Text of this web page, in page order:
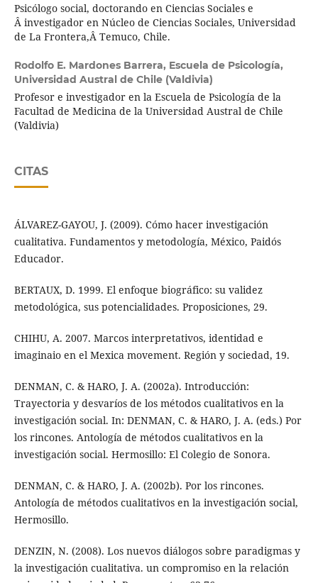
Psicólogo social, doctorando en Ciencias Sociales e
Â investigador en Núcleo de Ciencias Sociales, Universidad
de La Frontera,Â Temuco, Chile.
Rodolfo E. Mardones Barrera, Escuela de Psicología,
Universidad Austral de Chile (Valdivia)
Profesor e investigador en la Escuela de Psicología de la
Facultad de Medicina de la Universidad Austral de Chile
(Valdivia)
CITAS
ÁLVAREZ-GAYOU, J. (2009). Cómo hacer investigación
cualitativa. Fundamentos y metodología, México, Paidós
Educador.
BERTAUX, D. 1999. El enfoque biográfico: su validez
metodológica, sus potencialidades. Proposiciones, 29.
CHIHU, A. 2007. Marcos interpretativos, identidad e
imaginaio en el Mexica movement. Región y sociedad, 19.
DENMAN, C. & HARO, J. A. (2002a). Introducción:
Trayectoria y desvaríos de los métodos cualitativos en la
investigación social. In: DENMAN, C. & HARO, J. A. (eds.) Por
los rincones. Antología de métodos cualitativos en la
investigación social. Hermosillo: El Colegio de Sonora.
DENMAN, C. & HARO, J. A. (2002b). Por los rincones.
Antología de métodos cualitativos en la investigación social,
Hermosillo.
DENZIN, N. (2008). Los nuevos diálogos sobre paradigmas y
la investigación cualitativa. un compromiso en la relación